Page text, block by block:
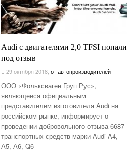
Audi с двигателями 2,0 TFSI попали
под отзыв
29 октября 2018, от автопроизводителей
ООО «Фольксваген Груп Рус»,
являющееся официальным
представителем изготовителя Audi на
российском рынке, информирует о
проведении добровольного отзыва 6687
транспортных средств марки Audi A4,
А5, А6, Q6